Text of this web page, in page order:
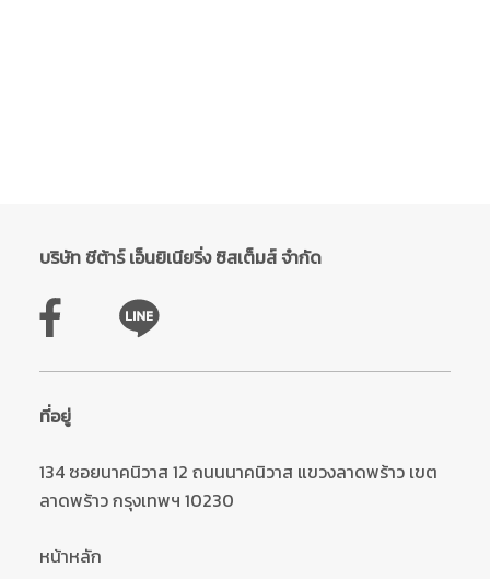
บริษัท ชีต้าร์ เอ็นยิเนียริ่ง ซิสเต็มส์ จำกัด
ที่อยู่
134 ซอยนาคนิวาส 12 ถนนนาคนิวาส แขวงลาดพร้าว เขต
ลาดพร้าว กรุงเทพฯ 10230
หน้าหลัก